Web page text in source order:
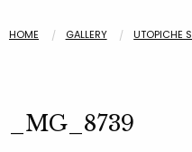
HOME GALLERY UTOPICHE
_MG_8739